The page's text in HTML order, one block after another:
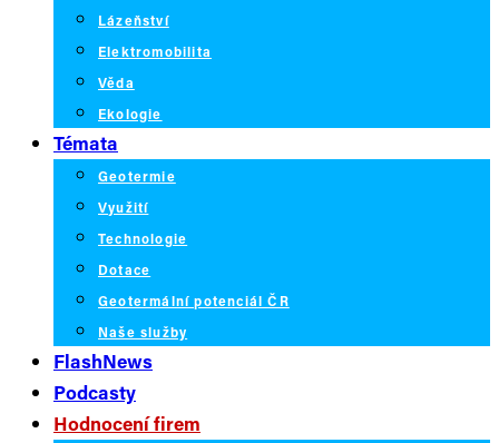
Lázeňství
Elektromobilita
Věda
Ekologie
Témata
Geotermie
Využití
Technologie
Dotace
Geotermální potenciál ČR
Naše služby
FlashNews
Podcasty
Hodnocení firem